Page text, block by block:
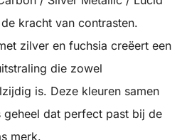
kracht van contrasten.
zilver en fuchsia creëert een
die zowel
is. Deze kleuren samen
geheel dat perfect past bij de
merk.